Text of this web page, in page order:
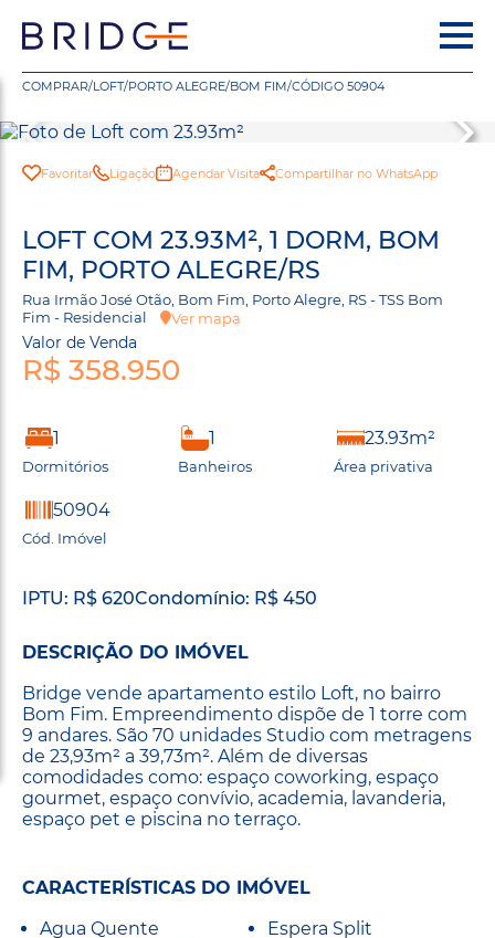
COMPRAR/LOFT/PORTO ALEGRE/BOM FIM/CÓDIGO 50904
Favoritar Ligação Agendar Visita Compartilhar no WhatsApp
LOFT COM 23.93M², 1 DORM, BOM
FIM, PORTO ALEGRE/RS
Rua Irmão José Otão, Bom Fim, Porto Alegre, RS - TSS Bom
Fim - Residencial
Ver mapa
Valor de Venda
R$ 358.950
1
Dormitórios
1
Banheiros
23.93m²
Área privativa
50904
Cód. Imóvel
IPTU: R$ 620Condomínio: R$ 450
DESCRIÇÃO DO IMÓVEL
Bridge vende apartamento estilo Loft, no bairro
Bom Fim. Empreendimento dispõe de 1 torre com
9 andares. São 70 unidades Studio com metragens
de 23,93m² a 39,73m². Além de diversas
comodidades como: espaço coworking, espaço
gourmet, espaço convívio, academia, lavanderia,
espaço pet e piscina no terraço.
CARACTERÍSTICAS DO IMÓVEL
Agua Quente
Espera Split